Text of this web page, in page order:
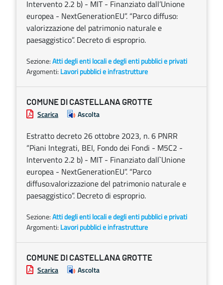
Intervento 2.2 b) - MIT - Finanziato dall’Unione
europea - NextGenerationEU”. “Parco diffuso:
valorizzazione del patrimonio naturale e
paesaggistico”. Decreto di esproprio.
Sezione:Atti degli enti locali e degli enti pubblici e privati
Argomenti: Lavori pubblici e infrastrutture
COMUNE DI CASTELLANA GROTTE
Scarica Ascolta
Estratto decreto 26 ottobre 2023, n. 6 PNRR
“Piani Integrati, BEI, Fondo dei Fondi - M5C2 -
Intervento 2.2 b) - MIT - Finanziato dall`Unione
europea - NextGenerationEU”. “Parco
diffuso:valorizzazione del patrimonio naturale e
paesaggistico”. Decreto di esproprio.
Sezione:Atti degli enti locali e degli enti pubblici e privati
Argomenti: Lavori pubblici e infrastrutture
COMUNE DI CASTELLANA GROTTE
Scarica Ascolta